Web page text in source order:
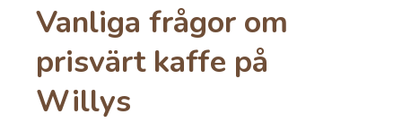
Vanliga frågor om
prisvärt kaffe på
Willys